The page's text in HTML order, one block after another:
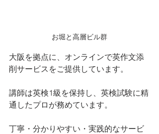
お堀と高層ビル群
大阪を拠点に、オンラインで英作文添
削サービスをご提供しています。
講師は英検1級を保持し、英検試験に精
通したプロが務めています。
丁寧・分かりやすい・実践的なサービ